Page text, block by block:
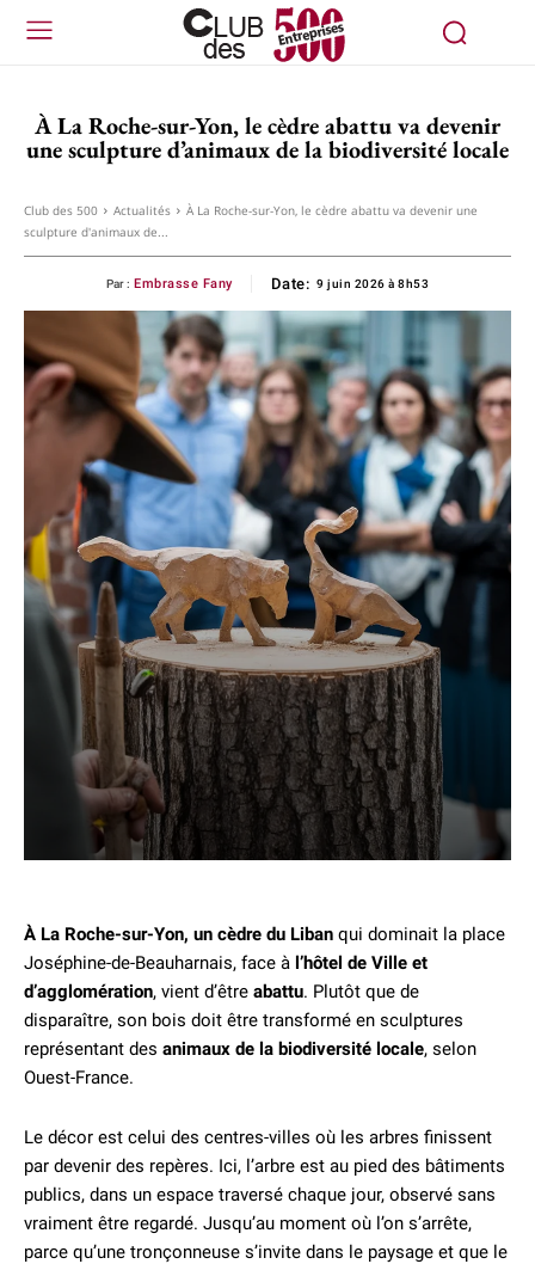
À La Roche-sur-Yon, le cèdre abattu va devenir
une sculpture d’animaux de la biodiversité locale
Club des 500 Actualités
À La Roche-sur-Yon, le cèdre abattu va devenir une
sculpture d'animaux de...
Par : Embrasse Fany Date: 9 juin 2026 à 8h53
À La Roche-sur-Yon, un cèdre du Liban qui dominait la place
Joséphine-de-Beauharnais, face à l’hôtel de Ville et
d’agglomération, vient d’être abattu. Plutôt que de
disparaître, son bois doit être transformé en sculptures
représentant des animaux de la biodiversité locale, selon
Ouest-France.
Le décor est celui des centres-villes où les arbres finissent
par devenir des repères. Ici, l’arbre est au pied des bâtiments
publics, dans un espace traversé chaque jour, observé sans
vraiment être regardé. Jusqu’au moment où l’on s’arrête,
parce qu’une tronçonneuse s’invite dans le paysage et que le